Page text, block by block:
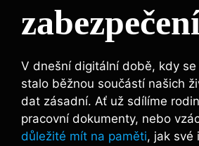
V dnešní digitální době, kdy
stalo běžnou součástí našich
dat zásadní. Ať už sdílíme
pracovní ⁤dokumenty, nebo
důležité​ mít na paměti, jak své